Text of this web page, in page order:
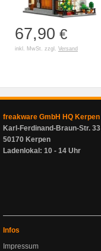
67,90 €
inkl. MwSt. zzgl. Versand
freakware GmbH HQ Kerpen
Karl-Ferdinand-Braun-Str. 33
50170 Kerpen
Ladenlokal: 10 - 14 Uhr
Infos
Impressum